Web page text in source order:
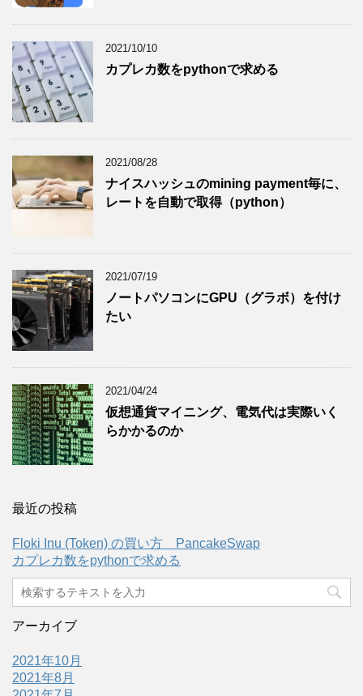
2021/10/10
カプレカ数をpythonで求める
2021/08/28
ナイスハッシュのmining payment毎に、
レートを自動で取得（python）
2021/07/19
ノートパソコンにGPU（グラボ）を付け
たい
2021/04/24
仮想通貨マイニング、電気代は実際いく
らかかるのか
最近の投稿
Floki Inu (Token) の買い方 PancakeSwap
カプレカ数をpythonで求める
アーカイブ
2021年10月
2021年8月